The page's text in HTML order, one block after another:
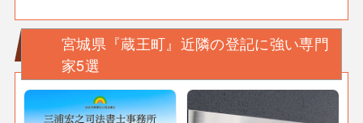
宮城県『蔵王町』近隣の登記に強い専門
家5選